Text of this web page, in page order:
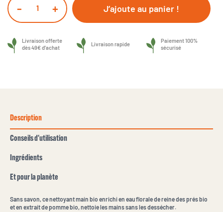
- + J’ajoute au panier !
Livraison offerte
dès 49€ d’achat
Livraison rapide
Paiement 100%
sécurisé
Description
Conseils d'utilisation
Ingrédients
Et pour la planète
Sans savon, ce nettoyant main bio enrichi en eau florale de reine des prés bio
et en extrait de pomme bio, nettoie les mains sans les dessécher.